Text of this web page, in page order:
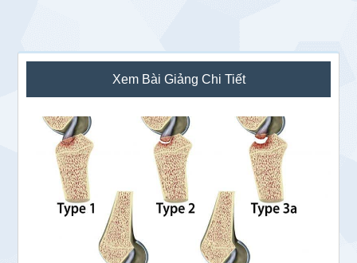
Sidebar
chính
Xem Bài Giảng Chi Tiết